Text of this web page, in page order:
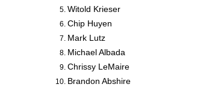
Witold Krieser
Chip Huyen
Mark Lutz
Michael Albada
Chrissy LeMaire
Brandon Abshire